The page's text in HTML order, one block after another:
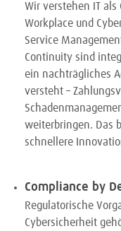
Wir verstehen IT als
Workplace und
Service
Continuity sind
ein nachträgliches
versteht –
weiterbringen. Das
schnellere
Compliance by
Regulatorische
Cybersicherheit